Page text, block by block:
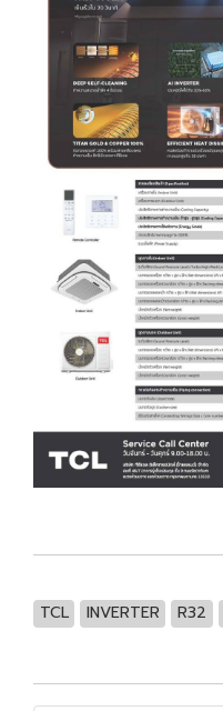
TCL INVERTER R32